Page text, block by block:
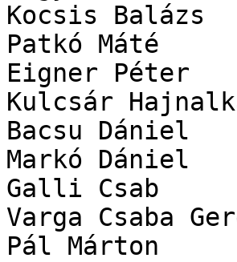
Kocsis Balázs	L-33-23-A-42
Patkó Máté	L-33-23-B-53
Eigner Péter	L-33-23-B-51
Kulcsár
Bacsu Dániel	L-33-23-A-13
Markó Dániel	L-33-23-A-23
Galli Csab	L-33-23-B-31
Varga Csaba
Pál Márton	L-33-23-B-41